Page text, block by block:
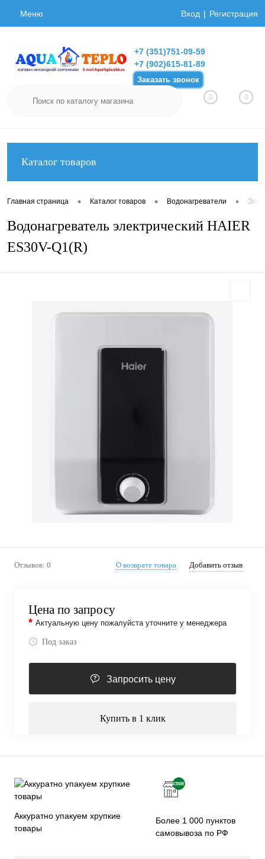
Меню Вход Регистрация
+7 (351)751-09-59
+7 (902)615-81-89
Заказать звонок
0 0
Каталог товаров
Главная страница • Каталог товаров • Водонагреватели •
Водонагреватель электрический HAIER
ES30V-Q1(R)
Отзывов: 0 О возврате товара Добавить отзыв
Цена по запросу
* Актуальную цену пожалуйста уточните у менеджера
Под заказ
Запросить цену
Купить в 1 клик
Аккуратно упакуем хрупкие
товары
Более 1 000 пунктов
самовывоза по РФ